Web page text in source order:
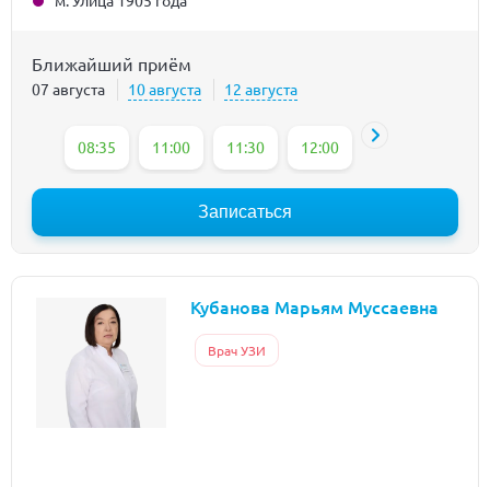
Ближайший приём
07 августа 10 августа 12 августа
08:35 11:00 11:30 12:00 13:00
Записаться
Кубанова Марьям Муссаевна
Врач УЗИ